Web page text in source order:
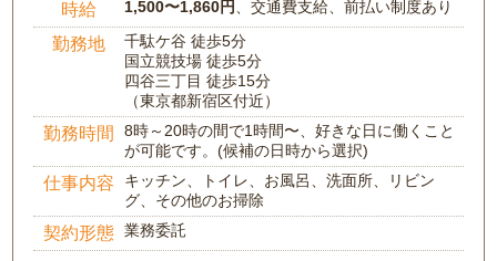
時給 1,500〜1,860円 、交通費支給、前払い制度あり
勤務地
千駄ケ谷 徒歩5分
国立競技場 徒歩5分
四谷三丁目 徒歩15分
（東京都新宿区付近）
勤務時間
8時～20時の間で1時間〜、好きな日に働くこと
が可能です。(候補の日時から選択)
仕事内容
キッチン、トイレ、お風呂、洗面所、リビン
グ、その他のお掃除
契約形態 業務委託